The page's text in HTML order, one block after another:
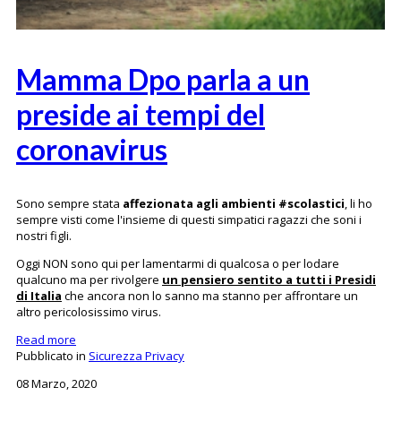
Mamma Dpo parla a un
preside ai tempi del
coronavirus
‌Sono sempre stata affezionata agli ambienti #scolastici, li ho
sempre visti come l'insieme di questi simpatici ragazzi che soni i
nostri figli.
Oggi NON sono qui per lamentarmi di qualcosa o per lodare
qualcuno ma per rivolgere un pensiero sentito a tutti i Presidi
di Italia che ancora non lo sanno ma stanno per affrontare un
altro pericolosissimo virus.
Read more
Pubblicato in Sicurezza Privacy
08 Marzo, 2020